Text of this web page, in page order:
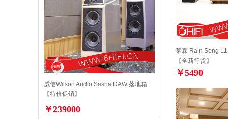
威信Wilson Audio Sasha DAW 落地箱
【特价促销】
￥239000
莱森 Rain Song
【全新行货】
￥5490